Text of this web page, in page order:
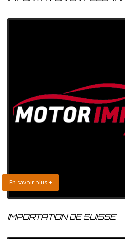
En savoir plus +
IMPORTATION DE SUISSE